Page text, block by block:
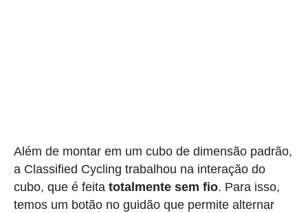
Além de montar em um cubo de dimensão padrão,
a Classified Cycling trabalhou na interação do
cubo, que é feita totalmente sem fio. Para isso,
temos um botão no guidão que permite alternar